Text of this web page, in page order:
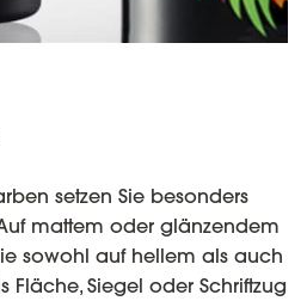
setzen Sie besonders
mattem oder glänzendem
sowohl auf hellem als auch
Fläche, Siegel oder Schriftzug